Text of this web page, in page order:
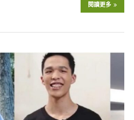
閱讀更多